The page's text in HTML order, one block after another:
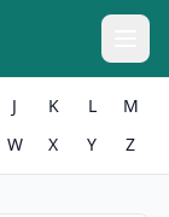
J K L
M
W X Y Z